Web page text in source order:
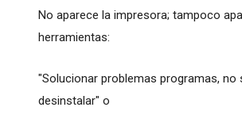
No aparece la impresora; tampoco
herramientas:
"Solucionar problemas programas, no
desinstalar" o